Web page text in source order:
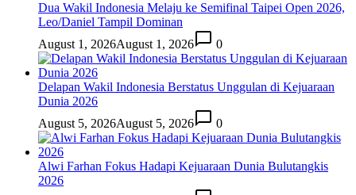
Dua Wakil Indonesia Melaju ke Semifinal Taipei Open 2026,
Leo/Daniel Tampil Dominan
August 1, 2026August 1, 2026 0
Delapan Wakil Indonesia Berstatus Unggulan di Kejuaraan
Dunia 2026
August 5, 2026August 5, 2026 0
Alwi Farhan Fokus Hadapi Kejuaraan Dunia Bulutangkis
2026